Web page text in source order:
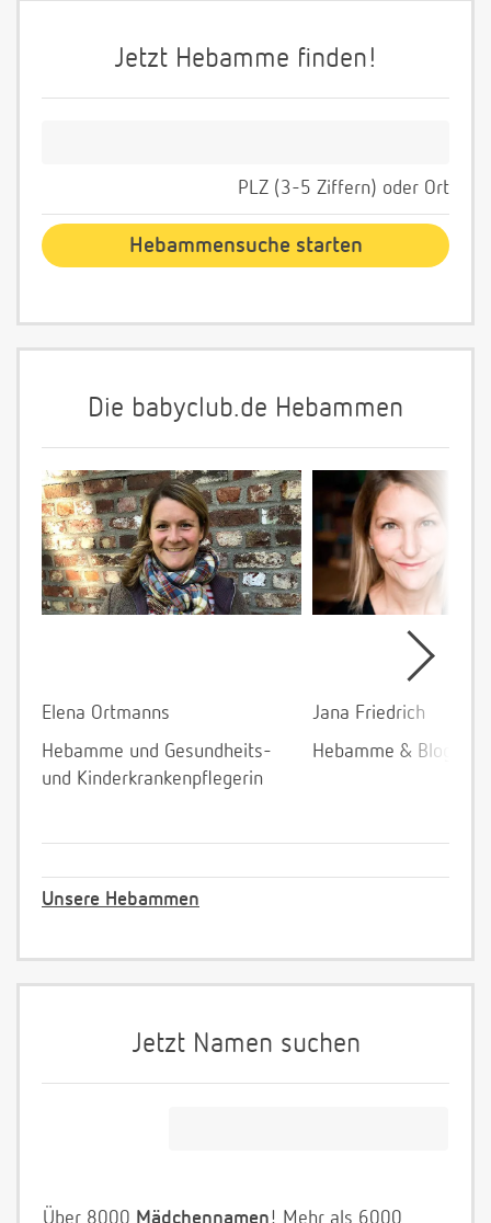
Jetzt Hebamme finden!
PLZ (3-5 Ziffern) oder Ort
Die babyclub.de Hebammen
Elena Ortmanns
Hebamme und Gesundheits-
und Kinderkrankenpflegerin
Jana Friedrich
Hebamme &
Unsere Hebammen
Jetzt Namen suchen